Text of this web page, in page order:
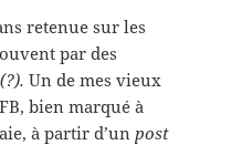
retenue sur les
par des
Un de mes vieux
bien marqué à
à partir d’un post